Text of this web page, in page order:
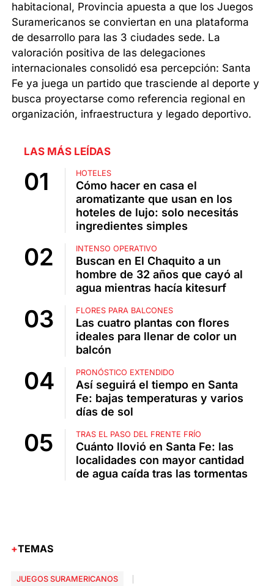
habitacional, Provincia apuesta a que los Juegos
Suramericanos se conviertan en una plataforma
de desarrollo para las 3 ciudades sede. La
valoración positiva de las delegaciones
internacionales consolidó esa percepción: Santa
Fe ya juega un partido que trasciende al deporte y
busca proyectarse como referencia regional en
organización, infraestructura y legado deportivo.
LAS MÁS LEÍDAS
HOTELES
Cómo hacer en casa el
aromatizante que usan en los
hoteles de lujo: solo necesitás
ingredientes simples
INTENSO OPERATIVO
Buscan en El Chaquito a un
hombre de 32 años que cayó al
agua mientras hacía kitesurf
FLORES PARA BALCONES
Las cuatro plantas con flores
ideales para llenar de color un
balcón
PRONÓSTICO EXTENDIDO
Así seguirá el tiempo en Santa
Fe: bajas temperaturas y varios
días de sol
TRAS EL PASO DEL FRENTE FRÍO
Cuánto llovió en Santa Fe: las
localidades con mayor cantidad
de agua caída tras las tormentas
TEMAS
JUEGOS SURAMERICANOS